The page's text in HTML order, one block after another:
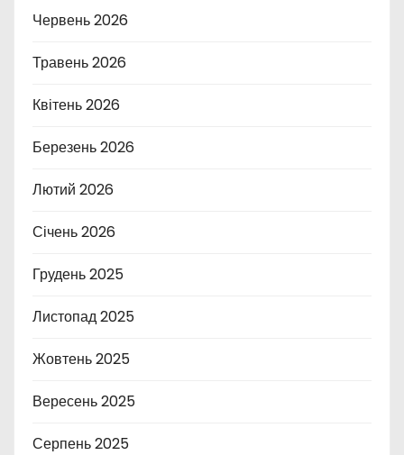
Червень 2026
Травень 2026
Квітень 2026
Березень 2026
Лютий 2026
Січень 2026
Грудень 2025
Листопад 2025
Жовтень 2025
Вересень 2025
Серпень 2025